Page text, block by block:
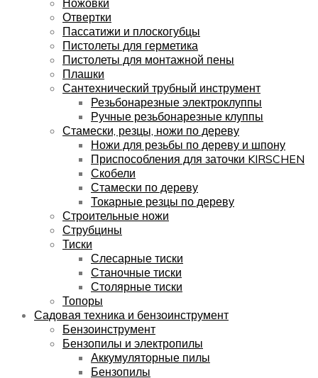
Отвертки
Пассатижи и плоскогубцы
Пистолеты для герметика
Пистолеты для монтажной пены
Плашки
Сантехнический трубный инструмент
Резьбонарезные электроклуппы
Ручные резьбонарезные клуппы
Стамески, резцы, ножи по дереву
Ножи для резьбы по дереву и шпону
Приспособления для заточки KIRSCHEN
Скобели
Стамески по дереву
Токарные резцы по дереву
Строительные ножи
Струбцины
Тиски
Слесарные тиски
Станочные тиски
Столярные тиски
Топоры
Садовая техника и бензоинструмент
Бензоинструмент
Бензопилы и электропилы
Аккумуляторные пилы
Бензопилы